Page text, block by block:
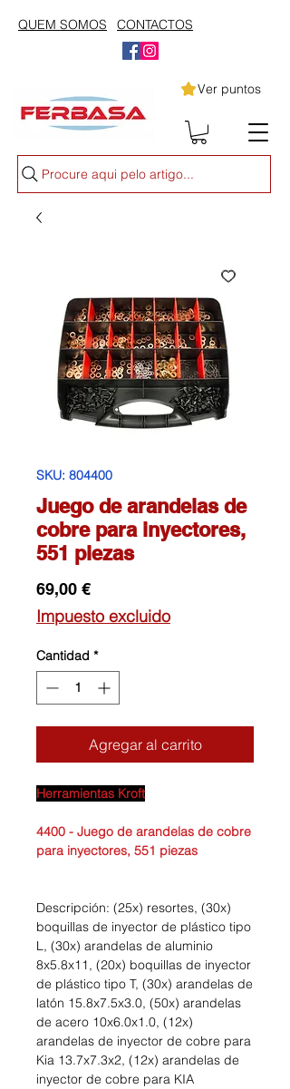
QUEM SOMOS CONTACTOS
Ver puntos
Procure aqui pelo artigo...
SKU: 804400
Juego de arandelas de
cobre para inyectores,
551 piezas
69,00 €Precio
Impuesto excluido
Cantidad *
Agregar al carrito
Herramientas Kroft
4400 - Juego de arandelas de cobre
para inyectores, 551 piezas
Descripción: (25x) resortes, (30x)
boquillas de inyector de plástico tipo
L, (30x) arandelas de aluminio
8x5.8x11, (20x) boquillas de inyector
de plástico tipo T, (30x) arandelas de
latón 15.8x7.5x3.0, (50x) arandelas
de acero 10x6.0x1.0, (12x)
arandelas de inyector de cobre para
Kia 13.7x7.3x2, (12x) arandelas de
inyector de cobre para KIA